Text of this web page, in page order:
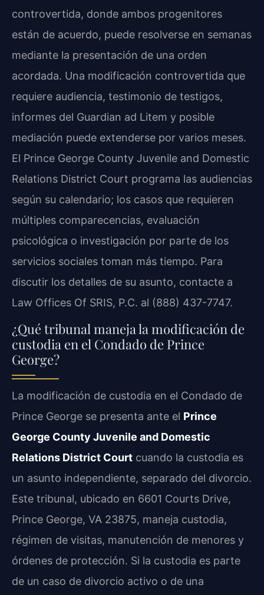
controvertida, donde ambos progenitores
están de acuerdo, puede resolverse en semanas
mediante la presentación de una orden
acordada. Una modificación controvertida que
requiere audiencia, testimonio de testigos,
informes del Guardian ad Litem y posible
mediación puede extenderse por varios meses.
El Prince George County Juvenile and Domestic
Relations District Court programa las audiencias
según su calendario; los casos que requieren
múltiples comparecencias, evaluación
psicológica o investigación por parte de los
servicios sociales toman más tiempo. Para
discutir los detalles de su asunto, contacte a
Law Offices Of SRIS, P.C. al (888) 437-7747.
¿Qué tribunal maneja la modificación de
custodia en el Condado de Prince
George?
La modificación de custodia en el Condado de
Prince George se presenta ante el Prince
George County Juvenile and Domestic
Relations District Court cuando la custodia es
un asunto independiente, separado del divorcio.
Este tribunal, ubicado en 6601 Courts Drive,
Prince George, VA 23875, maneja custodia,
régimen de visitas, manutención de menores y
órdenes de protección. Si la custodia es parte
de un caso de divorcio activo o de una